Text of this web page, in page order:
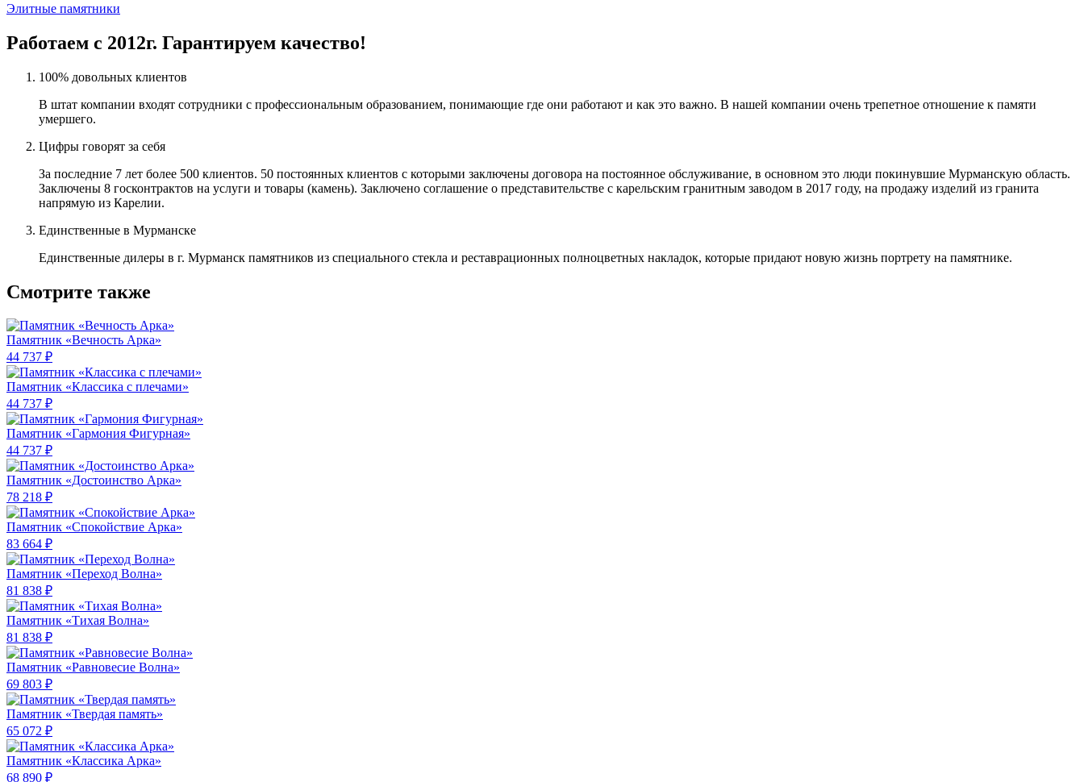
Элитные памятники
Работаем с 2012г. Гарантируем качество!
100% довольных клиентов
В штат компании входят сотрудники с профессиональным образованием, понимающие где они работают и как это важно. В нашей компании очень трепетное отношение к памяти
умершего.
Цифры говорят за себя
За последние 7 лет более 500 клиентов. 50 постоянных клиентов с которыми заключены договора на постоянное обслуживание, в основном это люди покинувшие Мурманскую область.
Заключены 8 госконтрактов на услуги и товары (камень). Заключено соглашение о представительстве с карельским гранитным заводом в 2017 году, на продажу изделий из гранита
напрямую из Карелии.
Единственные в Мурманске
Единственные дилеры в г. Мурманск памятников из специального стекла и реставрационных полноцветных накладок, которые придают новую жизнь портрету на памятнике.
Смотрите также
Памятник «Вечность Арка»
44 737 ₽
Памятник «Классика c плечами»
44 737 ₽
Памятник «Гармония Фигурная»
44 737 ₽
Памятник «Достоинство Арка»
78 218 ₽
Памятник «Спокойствие Арка»
83 664 ₽
Памятник «Переход Волна»
81 838 ₽
Памятник «Тихая Волна»
81 838 ₽
Памятник «Равновесие Волна»
69 803 ₽
Памятник «Твердая память»
65 072 ₽
Памятник «Классика Арка»
68 890 ₽